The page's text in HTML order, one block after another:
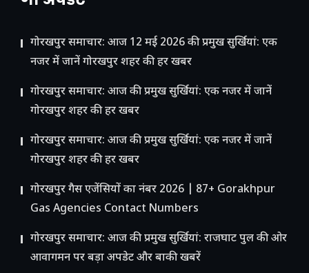
गोरखपुर समाचार: आज 12 मई 2026 की प्रमुख सुर्खियां: एक
नजर में जानें गोरखपुर शहर की हर खबर
गोरखपुर समाचार: आज की प्रमुख सुर्खियां: एक नजर में जानें
गोरखपुर शहर की हर खबर
गोरखपुर समाचार: आज की प्रमुख सुर्खियां: एक नजर में जानें
गोरखपुर शहर की हर खबर
गोरखपुर गैस एजेंसियों का नंबर 2026 | 87+ Gorakhpur
Gas Agencies Contact Numbers
गोरखपुर समाचार: आज की प्रमुख सुर्खियां: राजघाट पुल की ओर
आवागमन पर बड़ा अपडेट और बाकी खबरें